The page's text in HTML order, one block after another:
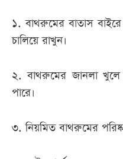
১. বাথরুমের বাতাস
চালিয়ে রাখুন।
২. বাথরুমের জানলা খুলে
পারে।
৩. নিয়মিত বাথরুমের